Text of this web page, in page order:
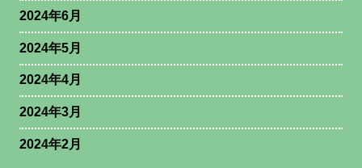
2024年6月
2024年5月
2024年4月
2024年3月
2024年2月